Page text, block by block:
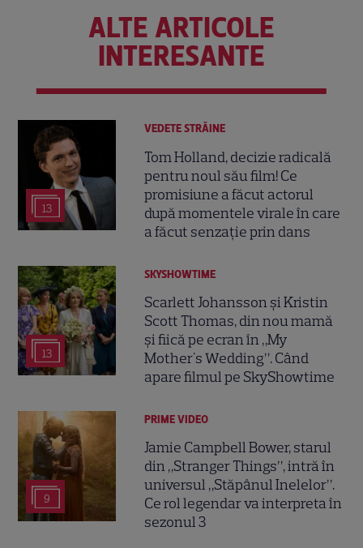
ALTE ARTICOLE
INTERESANTE
13
VEDETE STRĂINE
Tom Holland, decizie radicală
pentru noul său film! Ce
promisiune a făcut actorul
după momentele virale în care
a făcut senzație prin dans
13
SKYSHOWTIME
Scarlett Johansson și Kristin
Scott Thomas, din nou mamă
și fiică pe ecran în „My
Mother's Wedding”. Când
apare filmul pe SkyShowtime
9
PRIME VIDEO
Jamie Campbell Bower, starul
din „Stranger Things”, intră în
universul „Stăpânul Inelelor”.
Ce rol legendar va interpreta în
sezonul 3